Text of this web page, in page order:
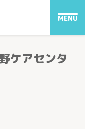
MENU
ケアセンタ